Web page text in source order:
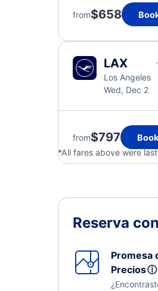
from$658
LAX
Los Angeles
Wed, Dec 2
from$797
*All fares above were
Reserva
Promesa
Preciosⓘ